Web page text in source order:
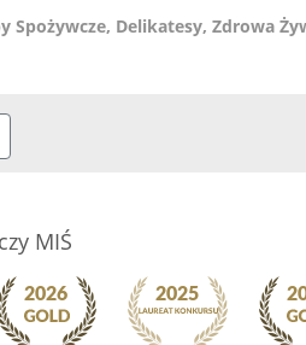
Spożywcze, Delikatesy, Zdrowa
MIŚ